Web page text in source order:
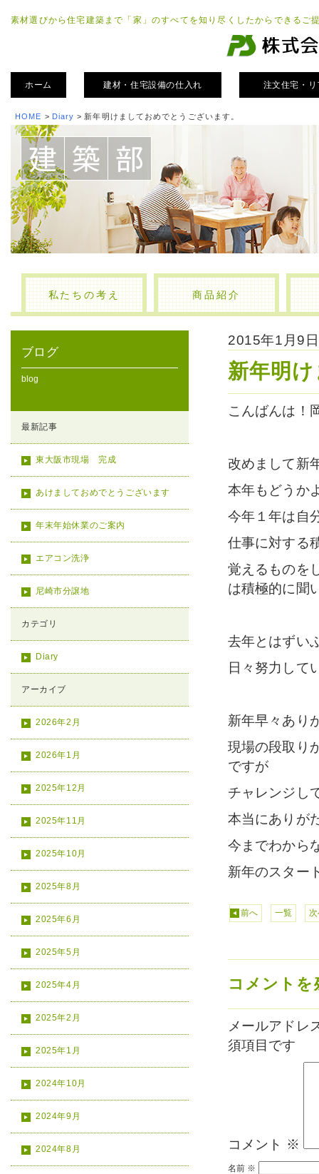
素材選びから住宅建築まで「家」のすべてを知り尽くしたからできるご
ホーム 建材・住宅設備の仕入れ 注文住宅・
HOME > Diary > 新年明けましておめでとうございます。
私たちの考え 商品紹介
ブログ
blog
最新記事
東大阪市現場 完成
あけましておめでとうございます
年末年始休業のご案内
エアコン洗浄
尼崎市分譲地
カテゴリ
Diary
アーカイブ
2026年2月
2026年1月
2025年12月
2025年11月
2025年10月
2025年8月
2025年6月
2025年5月
2025年4月
2025年2月
2025年1月
2024年10月
2024年9月
2024年8月
2015年1月9
新年明
こんばんは！
改めまして新
本年もどうか
今年１年は自
仕事に対する
覚えるものを
は積極的に聞
去年とはずい
日々努力して
新年早々あり
現場の段取り
ですが
チャレンジし
本当にありが
今までわから
新年のスター
前へ 一覧
コメントを
メールアドレ
須項目です
コメント ※
名前 ※